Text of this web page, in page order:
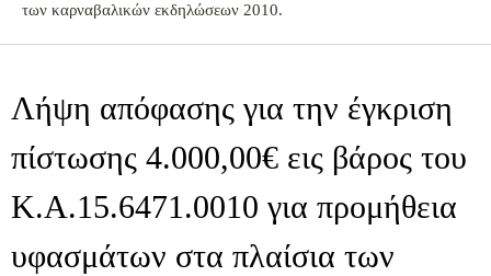
των καρναβαλικών εκδηλώσεων 2010.
Λήψη απόφασης για την έγκριση
πίστωσης 4.000,00€ εις βάρος του
Κ.Α.15.6471.0010 για προμήθεια
υφασμάτων στα πλαίσια των